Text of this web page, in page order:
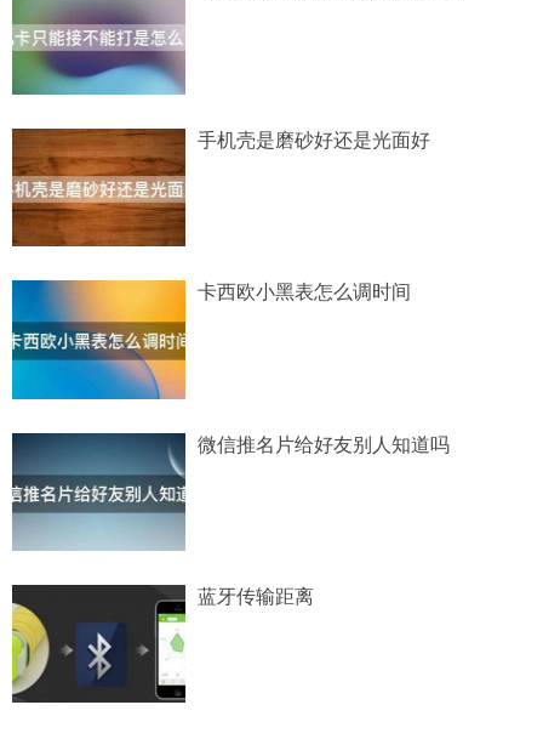
手机壳是磨砂好还是光面好
卡西欧小黑表怎么调时间
微信推名片给好友别人知道吗
蓝牙传输距离